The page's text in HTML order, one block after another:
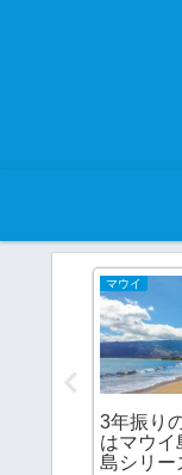
マウイ
3年振り
はマウイ
島シリー